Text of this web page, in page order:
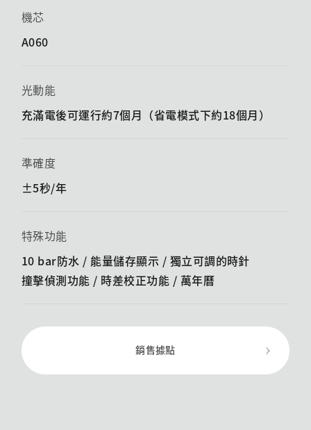
機芯
A060
光動能
充滿電後可運行約7個月（省電模式下約18個月）
準確度
±5秒/年
特殊功能
10 bar防水 / 能量儲存顯示 / ​​獨立可調的時針
撞擊偵測功能 / ​​時差校正功能 / 萬年曆
銷售據點